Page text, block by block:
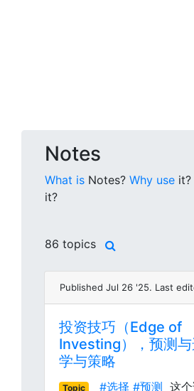
Notes
What is Notes? Why use it?
it?
86 topics
Published Jul 26 '25. Last
投资技巧（Edge of
Investing），预测
学与策略
Topic #选择 #预测
这